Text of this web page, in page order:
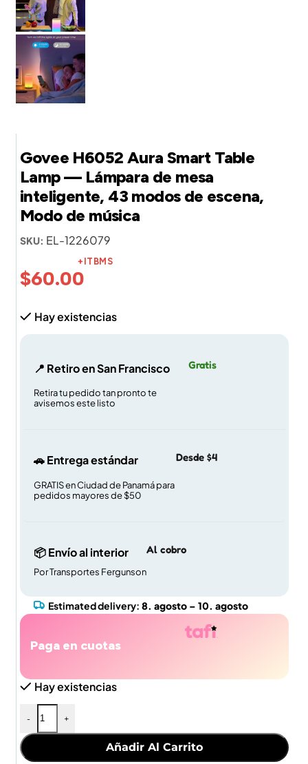
Govee H6052 Aura Smart Table
Lamp — Lámpara de mesa
inteligente, 43 modos de escena,
Modo de música
SKU: EL-1226079
$60.00
+ITBMS
Hay existencias
📍 Retiro en San Francisco
Retira tu pedido tan pronto te
avisemos este listo
Gratis
🚗 Entrega estándar
GRATIS en Ciudad de Panamá para
pedidos mayores de $50
Desde $4
📦 Envío al interior
Por Transportes Fergunson
Al cobro
Estimated delivery: 8. agosto – 10. agosto
Paga en cuotas
Hay existencias
- +
Añadir Al Carrito